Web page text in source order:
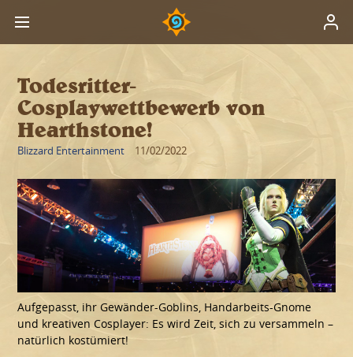
Todesritter-
Cosplaywettbewerb von
Hearthstone!
Blizzard Entertainment 11/02/2022
Aufgepasst, ihr Gewänder-Goblins, Handarbeits-Gnome
und kreativen Cosplayer: Es wird Zeit, sich zu versammeln –
natürlich kostümiert!